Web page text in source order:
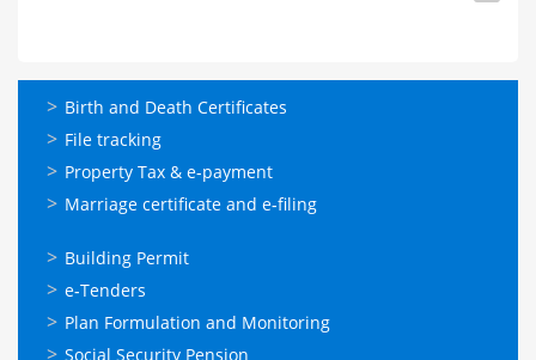
ഓണ്‍ലൈന്‍
സേവനങ്ങള്‍
Birth and Death Certificates
File tracking
Property Tax & e-payment
Marriage certificate and e-filing
ഓണ്‍ലൈന്‍
സേവനങ്ങള്‍
Building Permit
e-Tenders
Plan Formulation and Monitoring